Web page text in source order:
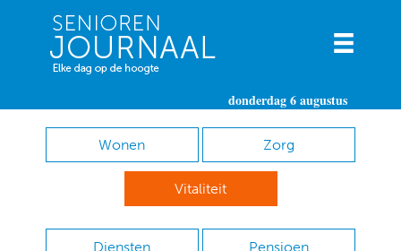
donderdag 6 augustus
Wonen Zorg
Vitaliteit
Diensten Pensioen